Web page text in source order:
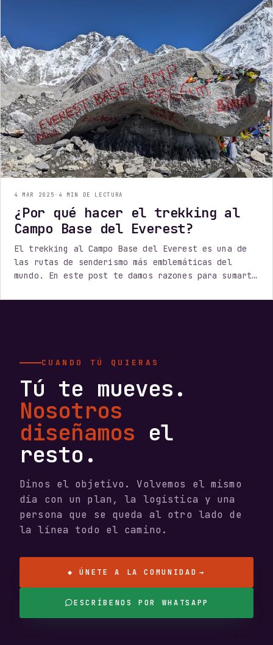
4 MAR 2025 · 4 MIN DE LECTURA
¿Por qué hacer el trekking al
Campo Base del Everest?
El trekking al Campo Base del Everest es una de
las rutas de senderismo más emblemáticas del
mundo. En este post te damos razones para sumarte
CUANDO TÚ QUIERAS
Tú te mueves.
Nosotros
diseñamos el
resto.
Dinos el objetivo. Volvemos el mismo
día con un plan, la logística y una
persona que se queda al otro lado de
la línea todo el camino.
◆ ÚNETE A LA COMUNIDAD →
ESCRÍBENOS POR WHATSAPP